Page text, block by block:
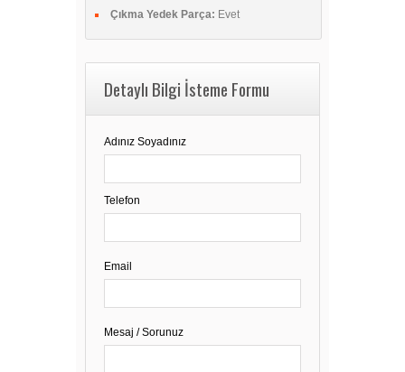
Çıkma Yedek Parça: Evet
Detaylı Bilgi İsteme Formu
Adınız Soyadınız
Telefon
Email
Mesaj / Sorunuz